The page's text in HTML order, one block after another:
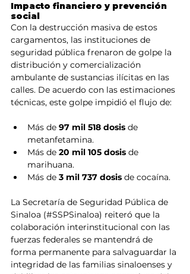
Impacto financiero y prevención
social
Con la destrucción masiva de estos
cargamentos, las instituciones de
seguridad pública frenaron de golpe la
distribución y comercialización
ambulante de sustancias ilícitas en las
calles. De acuerdo con las estimaciones
técnicas, este golpe impidió el flujo de:
Más de 97 mil 518 dosis de
metanfetamina.
Más de 20 mil 105 dosis de
marihuana.
Más de 3 mil 737 dosis de cocaína.
La Secretaría de Seguridad Pública de
Sinaloa (#SSPSinaloa) reiteró que la
colaboración interinstitucional con las
fuerzas federales se mantendrá de
forma permanente para salvaguardar la
integridad de las familias sinaloenses y